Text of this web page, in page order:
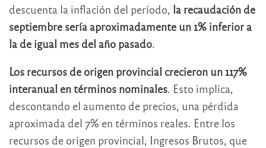
descuenta la inflación del período, la recaudación de
septiembre sería aproximadamente un 1% inferior a
la de igual mes del año pasado.
Los recursos de origen provincial crecieron un 117%
interanual en términos nominales. Esto implica,
descontando el aumento de precios, una pérdida
aproximada del 7% en términos reales. Entre los
recursos de origen provincial, Ingresos Brutos, que